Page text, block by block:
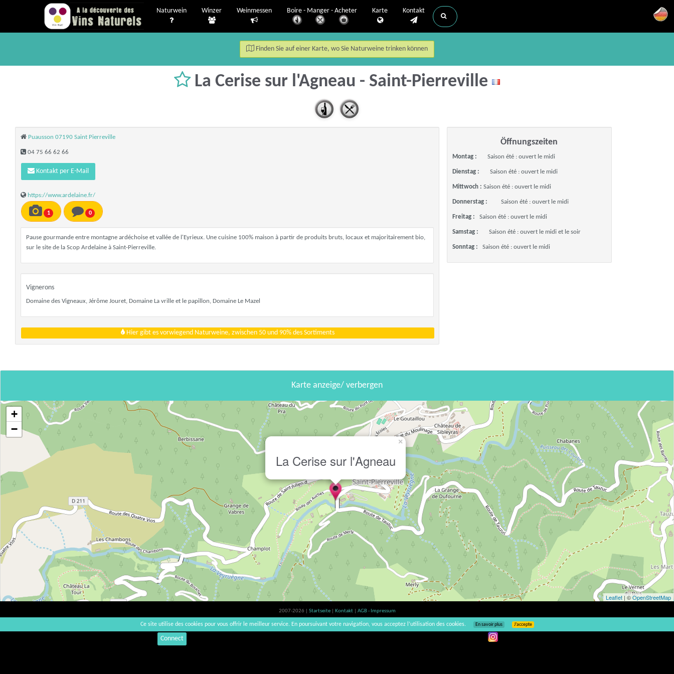
Naturwein Winzer Weinmessen Boire - Manger - Acheter Karte Kontakt
Finden Sie auf einer Karte, wo Sie Naturweine trinken können
La Cerise sur l'Agneau - Saint-Pierreville
Puausson 07190 Saint Pierreville
04 75 66 62 66
Kontakt per E-Mail
https://www.ardelaine.fr/
1 0
Pause gourmande entre montagne ardéchoise et vallée de l'Eyrieux. Une cuisine 100% maison à partir de produits bruts, locaux et majoritairement bio,
sur le site de la Scop Ardelaine à Saint-Pierreville.
Vignerons
Domaine des Vigneaux, Jérôme Jouret, Domaine La vrille et le papillon, Domaine Le Mazel
Hier gibt es vorwiegend Naturweine, zwischen 50 und 90% des Sortiments
Öffnungszeiten
Montag : Saison été : ouvert le midi
Dienstag : Saison été : ouvert le midi
Mittwoch : Saison été : ouvert le midi
Donnerstag : Saison été : ouvert le midi
Freitag : Saison été : ouvert le midi
Samstag : Saison été : ouvert le midi et le soir
Sonntag : Saison été : ouvert le midi
Karte anzeige/ verbergen
La Cerise sur l'Agneau
×
+
−
Leaflet | ©OpenStreetMap
2007-2026 | Startseite Kontakt
AGB - Impressum
Der Verzehr von Alkohol ist gesundheitsschädlich, Verzehr in Maßen empfohlen | vinsnaturels | v3.12
Connect
Ce site utilise des cookies pour vous offrir le meilleur service. En poursuivant votre navigation, vous acceptez l’utilisation des cookies. En savoir plus J’accepte